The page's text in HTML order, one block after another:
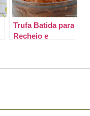
Trufa Batida para
Recheio e